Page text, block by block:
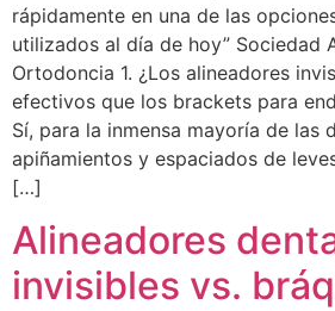
rápidamente en una de las
utilizados al día de hoy” Sociedad
Ortodoncia 1. ¿Los alineadores
efectivos que los brackets para
Sí, para la inmensa mayoría de las
apiñamientos y espaciados de
[…]
Alineadores
invisibles vs.